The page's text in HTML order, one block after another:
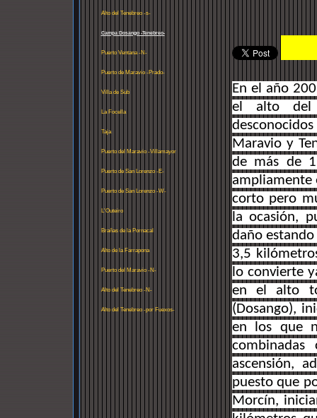
Alto del Tenebreo -s-
Campa Dosango -Tenebreo-
Puerto Ventana -N-
Puerto de Maravio -Prado-
Villa de Sub
La Focella
Taja
Puerto del Maravio -Villamayor
Puerto de San Lorenzo -E-
Puerto de San Lorenzo -W-
L'Outeiro
Brañas de la Pornacal
Alto de la Farrapona
Puerto del Maravio -N-
Alto del Tenebreo -N-
Alto del Tenebreo -por Fuexos-
En el año
el alto del
Maravio y
de más de
ampliamente
corto pero
la ocasión,
daño
3,5
lo convierte
en el alto
(Dosango),
en los que
ascensión,
puesto que
Morcín,